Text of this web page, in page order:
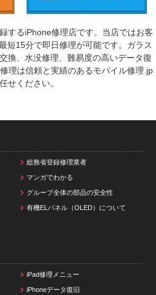
するiPhone修理店です。当店ではお客
短15分で即日修理が可能です。ガラス
換、水没修理、難易度の高いデータ復
理は信頼と実績のあるモバイル修理.jp
せください。
総務省登録修理業者
マンガでわかる
グループ全体の部品の安全性
有機ELパネル（OLED）について
iPad修理メニュー
iPhoneデータ復旧